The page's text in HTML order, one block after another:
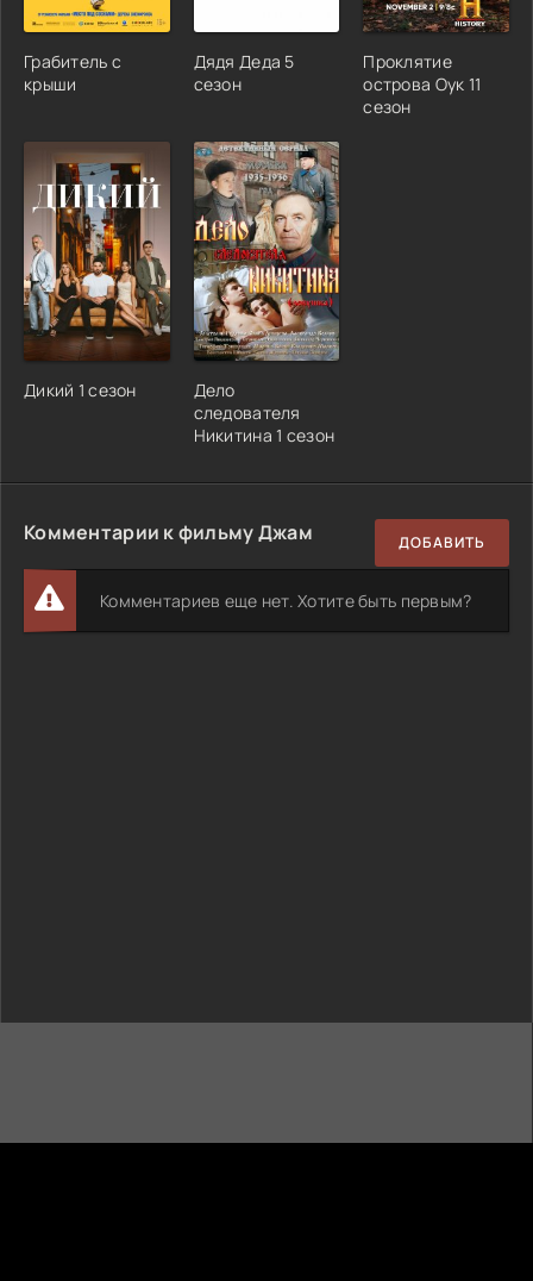
Грабитель с
крыши
Дядя Деда 5
сезон
Проклятие
острова Оук 11
сезон
Дикий 1 сезон
Дело
следователя
Никитина 1 сезон
Комментарии к фильму Джам ДОБАВИТЬ
Комментариев еще нет. Хотите быть первым?